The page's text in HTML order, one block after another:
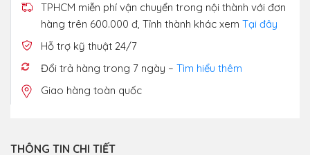
TPHCM miễn phí vận chuyển trong nội thành với đơn
hàng trên 600.000 đ, Tỉnh thành khác xem Tại đây
Hỗ trợ kỹ thuật 24/7
Đổi trả hàng trong 7 ngày – Tìm hiểu thêm
Giao hàng toàn quốc
THÔNG TIN CHI TIẾT